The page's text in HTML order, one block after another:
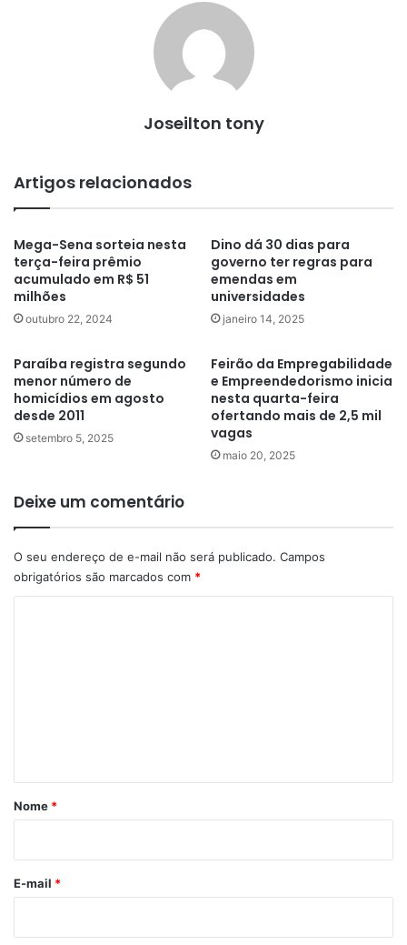
Joseilton tony
Artigos relacionados
Mega-Sena sorteia nesta
terça-feira prêmio
acumulado em R$ 51
milhões
outubro 22, 2024
Dino dá 30 dias para
governo ter regras para
emendas em
universidades
janeiro 14, 2025
Paraíba registra segundo
menor número de
homicídios em agosto
desde 2011
setembro 5, 2025
Feirão da Empregabilidade
e Empreendedorismo inicia
nesta quarta-feira
ofertando mais de 2,5 mil
vagas
maio 20, 2025
Deixe um comentário
O seu endereço de e-mail não será publicado. Campos
obrigatórios são marcados com *
r
*
Nome *
E-mail *